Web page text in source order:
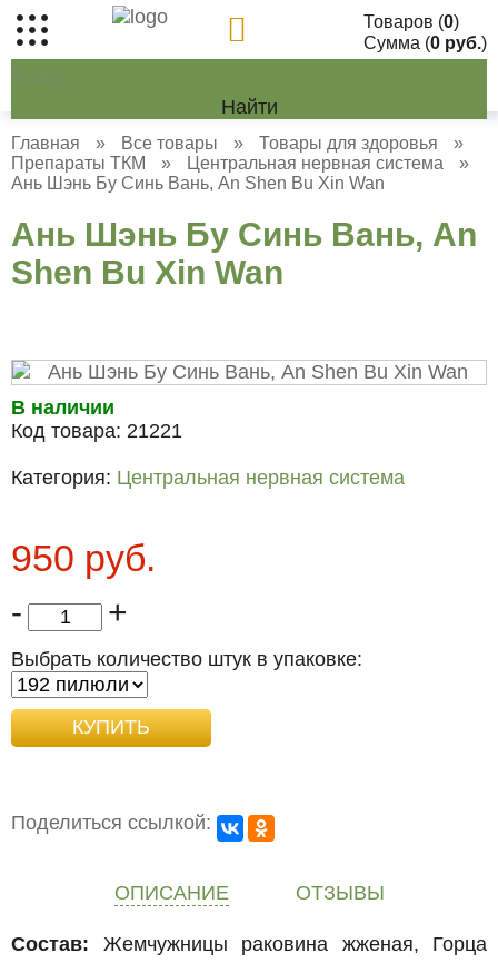
Товаров (0)
Сумма (0 руб.)
Найти
Главная » Все товары » Товары для здоровья
»
Препараты ТКМ
» Центральная нервная система
»
Ань Шэнь Бу Синь Вань, An Shen Bu Xin Wan
Ань Шэнь Бу Синь Вань, An
Shen Bu Xin Wan
В наличии
Код товара: 21221
Категория: Центральная нервная система
950 руб.
- +
Выбрать количество штук в упаковке:
Поделиться ссылкой:
ОПИСАНИЕ ОТЗЫВЫ
Состав: Жемчужницы раковина жженая, Горца